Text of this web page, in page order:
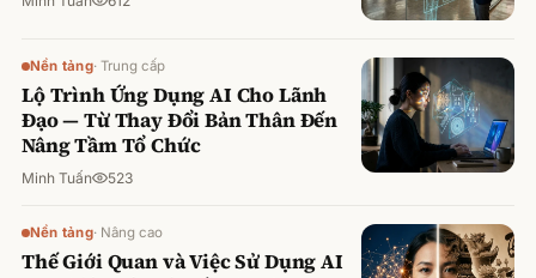
Nền tảng· Trung cấp
Lộ Trình Ứng Dụng AI Cho Lãnh
Đạo — Từ Thay Đổi Bản Thân Đến
Nâng Tầm Tổ Chức
Minh Tuấn 523
Nền tảng· Nâng cao
Thế Giới Quan và Việc Sử Dụng AI